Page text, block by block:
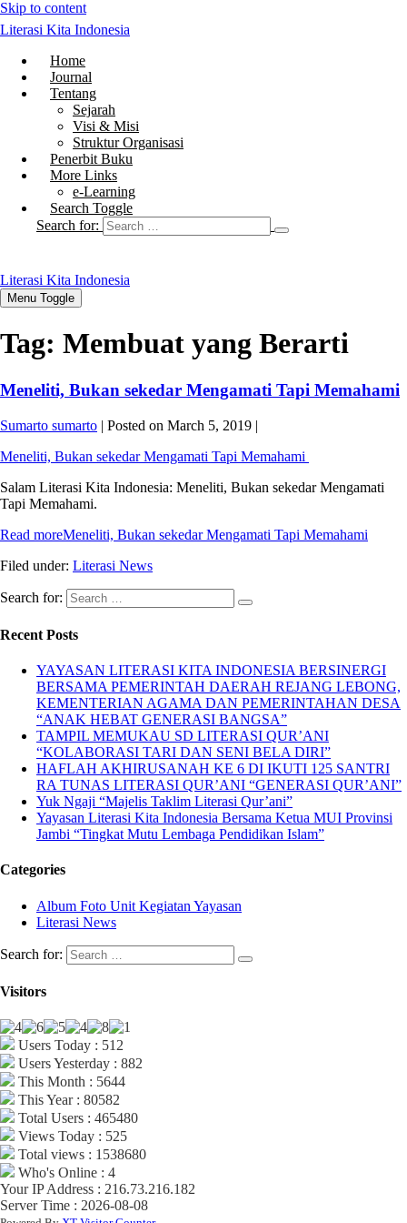
Skip to content
Literasi Kita Indonesia
Home
Journal
Tentang
Sejarah
Visi & Misi
Struktur Organisasi
Penerbit Buku
More Links
e-Learning
Search Toggle
Search for:
Literasi Kita Indonesia
Menu Toggle
Tag: Membuat yang Berarti
Meneliti, Bukan sekedar Mengamati Tapi Memahami
Sumarto sumarto | Posted on March 5, 2019 |
Meneliti, Bukan sekedar Mengamati Tapi Memahami
Salam Literasi Kita Indonesia: Meneliti, Bukan sekedar Mengamati
Tapi Memahami.
Read moreMeneliti, Bukan sekedar Mengamati Tapi Memahami
Filed under: Literasi News
Search for:
Recent Posts
YAYASAN LITERASI KITA INDONESIA BERSINERGI
BERSAMA PEMERINTAH DAERAH REJANG LEBONG,
KEMENTERIAN AGAMA DAN PEMERINTAHAN DESA
“ANAK HEBAT GENERASI BANGSA”
TAMPIL MEMUKAU SD LITERASI QUR’ANI
“KOLABORASI TARI DAN SENI BELA DIRI”
HAFLAH AKHIRUSANAH KE 6 DI IKUTI 125 SANTRI
RA TUNAS LITERASI QUR’ANI “GENERASI QUR’ANI”
Yuk Ngaji “Majelis Taklim Literasi Qur’ani”
Yayasan Literasi Kita Indonesia Bersama Ketua MUI Provinsi
Jambi “Tingkat Mutu Lembaga Pendidikan Islam”
Categories
Album Foto Unit Kegiatan Yayasan
Literasi News
Search for:
Visitors
Users Today : 512
Users Yesterday : 882
This Month : 5644
This Year : 80582
Total Users : 465480
Views Today : 525
Total views : 1538680
Who's Online : 4
Your IP Address : 216.73.216.182
Server Time : 2026-08-08